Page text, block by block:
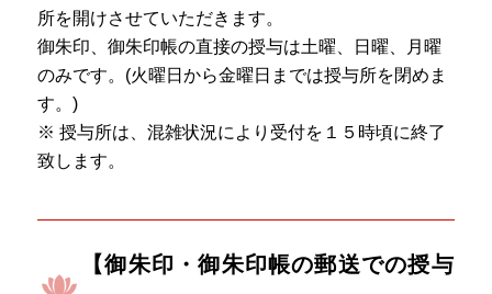
所を開けさせていただきます。
御朱印、御朱印帳の直接の授与は土曜、日曜、月曜
のみです。(火曜日から金曜日までは授与所を閉めま
す。) ㅤㅤㅤㅤㅤㅤㅤㅤㅤㅤㅤㅤㅤㅤㅤㅤㅤㅤㅤ
※ 授与所は、混雑状況により受付を１５時頃に終了
致します。
【御朱印・御朱印帳の郵送での授与